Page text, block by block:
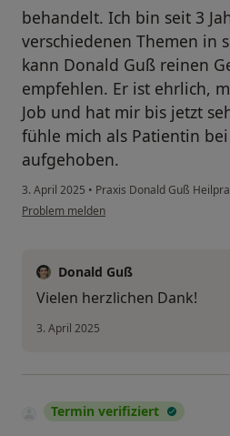
behandelt. Ich bin seit 3
verschiedenen Themen in
kann Donald Guß reinen
empfehlen. Er ist ehrlich,
Job und hat mir bis jetzt
fühle mich als Patientin
aufgehoben.
3. April 2025 • Praxis Donald Guß
Problem melden
Donald Guß
Vielen herzlichen Dank!
3. April 2025
Termin verifiziert